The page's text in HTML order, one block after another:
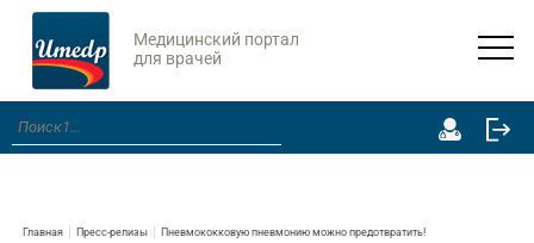
Медицинский портал
для врачей
Главная Пресс-релизы Пневмококковую пневмонию можно предотвратить!